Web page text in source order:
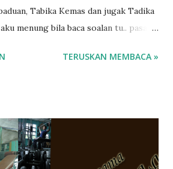
Tabika Kemas dan jugak Tadika
menung bila baca soalan tu.. pasal
je ada anak sorang dan aku hentam je
tu.. bila fikir-fikirkan balik terasa
kami sebagai ibubapa.. dan kami
teruk bila abg long dah masuk 2 tahun
TERUSKAN MEMBACA »